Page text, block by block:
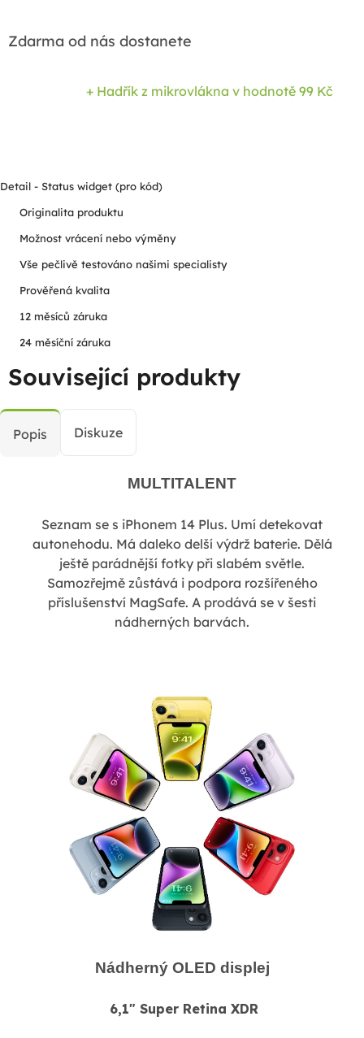
Zdarma od nás dostanete
+ Hadřík z mikrovlákna v hodnotě 99 Kč
Detail - Status widget (pro kód)
Originalita produktu
Možnost vrácení nebo výměny
Vše pečlivě testováno našimi specialisty
Prověřená kvalita
12 měsíců záruka
24 měsíční záruka
Související produkty
Popis Diskuze
MULTITALENT
Seznam se s iPhonem 14 Plus. Umí detekovat
autonehodu. Má daleko delší výdrž baterie. Dělá
ještě parádnější fotky při slabém světle.
Samozřejmě zůstává i podpora rozšířeného
příslušenství MagSafe. A prodává se v šesti
nádherných barvách.
Nádherný OLED displej
6,1" Super Retina XDR